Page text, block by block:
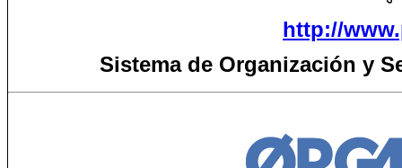
http://
Sistema de Organización y